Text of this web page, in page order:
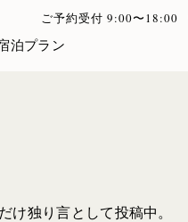
ご予約受付 9:00〜18:00
泊プラン
独り言として投稿中。